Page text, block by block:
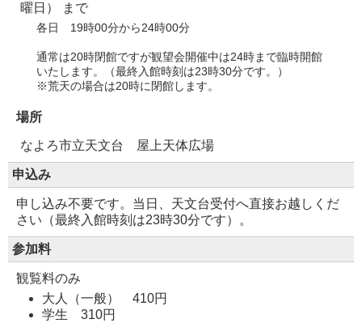
曜日）
まで
各日 19時00分から24時00分
通常は20時閉館ですが観望会開催中は24時まで臨時開館
いたします。（最終入館時刻は23時30分です。）
※荒天の場合は20時に閉館します。
場所
なよろ市立天文台 屋上天体広場
申込み
申し込み不要です。当日、天文台受付へ直接お越しくだ
さい（最終入館時刻は23時30分です）。
参加料
観覧料のみ
大人（一般） 410円
学生 310円